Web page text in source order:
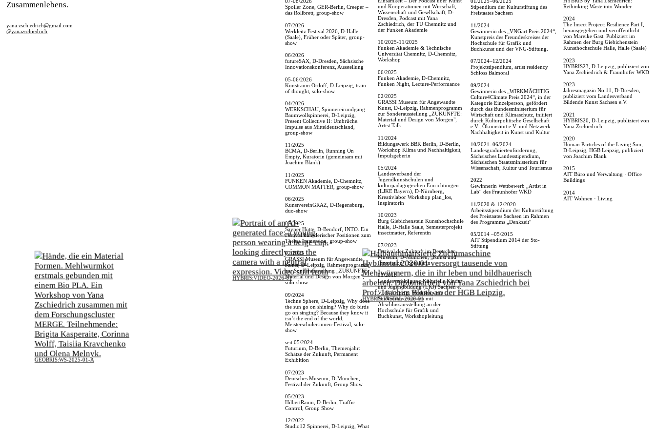
GEOBRIS:WS-2025-01-A
HYBRIS:INSTAL-2020-01
Zusammenlebens.
yana.zschiedrich@gmail.com
@yanazschiedrich
Spoiler Zone, GER-Berlin, Creeper –
das Rollbrett, group-show
07/2026
Werkleitz Festival 2026, D-Halle
(Saale), Früher oder Später, group-
show
06/2026
futureSAX, D-Dresden, Sächsische
Innovationskonferenz, Ausstellung
05-06/2026
Kunstraum Ortloff, D-Leipzig, train
of thought, solo-show
04/2026
WERKSCHAU, Spinnereirundgang
Baumwollspinnerei, D-Leipzig,
Present Collective II: Umbrüche.
Impulse aus Mitteldeutschland,
group-show
11/2025
BCMA, D-Berlin, Running On
Empty, Kuratorin (gemeinsam mit
Joachim Blank)
11/2025
FUNKEN Akademie, D-Chemnitz,
COMMON MATTER, group-show
06/2025
KunstvereinGRAZ, D-Regensburg,
duo-show
05/2025
Sayner Hütte, D-Bendorf, INTO. Ein
Festival künstlerischer Positionen zum
Thema Immersion, group-show
02/2025
GRASSI Museum für Angewandte
Kunst, D-Leipzig, Rahmenprogramm
zur Sonderausstellung „ZUKÜNFTE:
Material und Design von Morgen",
solo-show
09/2024
Techne Sphere, D-Leipzig, Why does
the sun go on shining? Why do birds
go on singing? Because they know it
isn’t the end of the world,
Meisterschüler:innen-Festival, solo-
show
seit 05/2024
Futurium, D-Berlin, Themenjahr:
Schätze der Zukunft, Permanent
Exhibition
07/2023
Deutsches Museum, D-München,
Festival der Zukunft, Group Show
05/2023
HilbertRaum, D-Berlin, Traffic
Control, Group Show
12/2022
Studio12 Spinnerei, D-Leipzig, What
und Kooperationen mit Wirtschaft,
Wissenschaft und Gesellschaft, D-
Dresden, Podcast mit Yana
Zschiedrich, der TU Chemnitz und
der Funken Akademie
10/2025-11/2025
Funken Akademie & Technische
Universität Chemnitz, D-Chemnitz,
Workshop
06/2025
Funken Akademie, D-Chemnitz,
Funken Night, Lecture-Performance
02/2025
GRASSI Museum für Angewandte
Kunst, D-Leipzig, Rahmenprogramm
zur Sonderausstellung „ZUKÜNFTE:
Material und Design von Morgen",
Artist Talk
11/2024
Bildungswerk BBK Berlin, D-Berlin,
Workshop Klima und Nachhaltigkeit,
Impulsgeberin
05/2024
Landesverband der
Jugendkunstschulen und
kulturpädagogischen Einrichtungen
(LJKE Bayern), D-Nürnberg,
Kreativlabor Workshop plan_los,
Inspiratorin
10/2023
Burg Giebichenstein Kunsthochschule
Halle, D-Halle Saale, Semesterprojekt
insectmatter, Referentin
07/2023
Festival der Zukunft im Deutschen
Museum, D-München, „Kunst und
Innovation“, Speakerin
09/2018
Landesvereinigung Kulturelle Kinder
und Jugendbildung (LKJ) Sachsen e.
V., D-Leipzig, Workshop mit
Studieninteressierten mit
Abschlussausstellung an der
Hochschule für Grafik und
Buchkunst, Workshopleitung
Stipendium der Kulturstiftung des
Freistaates Sachsen
11/2024
Gewinnerin des „VNGart Preis 2024“,
Kunstpreis des Freundeskreises der
Hochschule für Grafik und
Buchkunst und der VNG-Stiftung.
07/2024–12/2024
Projektstipendium, artist residency
Schloss Balmoral
09/2024
Gewinnerin des „WIRKMÄCHTIG
Culture4Climate Preis 2024“, in der
Kategorie Einzelperson, gefördert
durch das Bundesministerium für
Wirtschaft und Klimaschutz, initiiert
durch Kulturpolitische Gesellschaft
e.V., Ökoinstitut e.V. und Netzwerk
Nachhaltigkeit in Kunst und Kultur
10/2021–06/2024
Landesgraduiertenförderung,
Sächsisches Landesstipendium,
Sächsischen Staatsministerium für
Wissenschaft, Kultur und Tourismus
2022
Gewinnerin Wettbewerb „Artist in
Lab“ des Fraunhofer WKD
11/2020 & 12/2020
Arbeitsstipendium der Kulturstiftung
des Freistaates Sachsen im Rahmen
des Programms „Denkzeit“
05/2014 –05/2015
AIT Stipendium 2014 der Sto-
Stiftung
Rethinking Waste into Wonder
2024
The Insect Project: Resilience Part I,
herausgegeben und veröffentlicht
von Mareike Gast. Publiziert im
Rahmen der Burg Giebichenstein
Kunsthochschule Halle, Halle (Saale)
2023
HYBRIS23, D-Leipzig, publiziert von
Yana Zschiedrich & Fraunhofer WKD
2023
Jahresmagazin No.11, D-Dresden,
publiziert vom Landesverband
Bildende Kunst Sachsen e.V.
2021
HYBRIS20, D-Leipzig, publiziert von
Yana Zschiedrich
2020
Human Particles of the Living Sun,
D-Leipzig, HGB Leipzig, publiziert
von Joachim Blank
2015
AIT Büro und Verwaltung · Office
Buildings
2014
AIT Wohnen · Living